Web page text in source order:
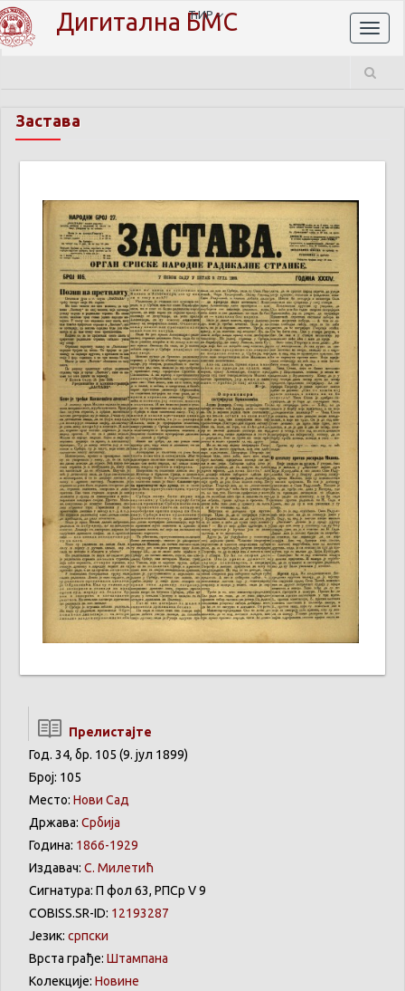
Дигитална БМС
ЋИР
Застава
Прелистајте
Год. 34, бр. 105 (9. јул 1899)
Број: 105
Место: Нови Сад
Држава: Србија
Година: 1866-1929
Издавач: С. Милетић
Сигнатура: П фол 63, РПСр V 9
COBISS.SR-ID: 12193287
Језик: српски
Врста грађе: Штампана
Колекције: Новине